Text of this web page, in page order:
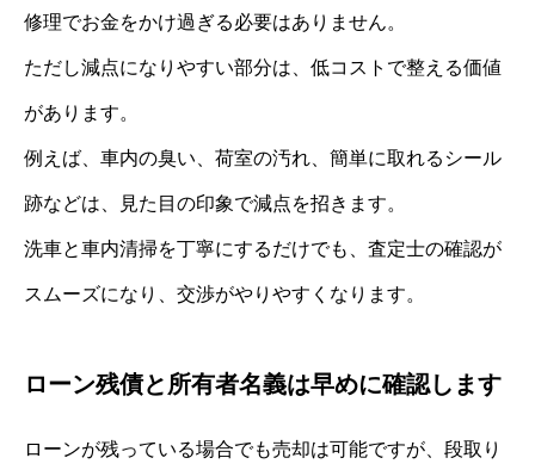
修理でお金をかけ過ぎる必要はありません。
ただし減点になりやすい部分は、低コストで整える価値
があります。
例えば、車内の臭い、荷室の汚れ、簡単に取れるシール
跡などは、見た目の印象で減点を招きます。
洗車と車内清掃を丁寧にするだけでも、査定士の確認が
スムーズになり、交渉がやりやすくなります。
ローン残債と所有者名義は早めに確認します
ローンが残っている場合でも売却は可能ですが、段取り